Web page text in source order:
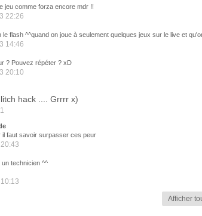
jeu comme forza encore mdr !!
22:26
le flash ^^quand on joue à seulement quelques jeux sur le live et
14:46
? Pouvez répéter ? xD
20:10
hack .... Grrrr x)
il faut savoir surpasser ces peur
technicien ^^
Afficher